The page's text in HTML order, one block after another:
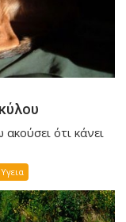
ότι κάνει